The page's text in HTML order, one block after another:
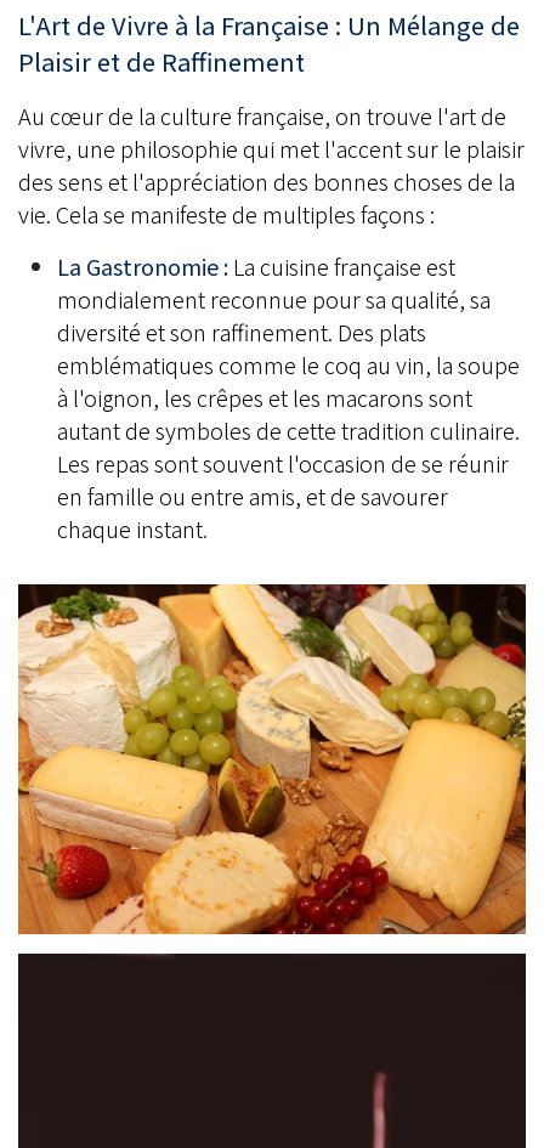
L'Art de Vivre à la Française : Un Mélange de
Plaisir et de Raffinement
Au cœur de la culture française, on trouve l'art de
vivre, une philosophie qui met l'accent sur le plaisir
des sens et l'appréciation des bonnes choses de la
vie. Cela se manifeste de multiples façons :
La Gastronomie :La cuisine française est
mondialement reconnue pour sa qualité, sa
diversité et son raffinement. Des plats
emblématiques comme le coq au vin, la soupe
à l'oignon, les crêpes et les macarons sont
autant de symboles de cette tradition culinaire.
Les repas sont souvent l'occasion de se réunir
en famille ou entre amis, et de savourer
chaque instant.